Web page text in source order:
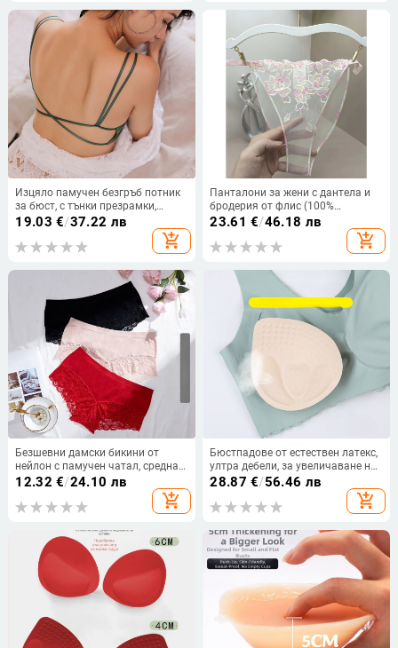
Изцяло памучен безгръб потник
за бюст, с тънки презрамки,
пълна чашка, дишащ дизайн
19.03 €/37.22 лв
add_shopping_cart
Панталони за жени с дантела и
бродерия от флис (100%
полиестер, 3D ефект, ниска талия,
подплата от бамбуково влакно)
23.61 €/46.18 лв
add_shopping_cart
Безшевни дамски бикини от
нейлон с памучен чатал, средна
талия, дишащи, оформящи
тялото и повдигащи задните
части
12.32 €/24.10 лв
add_shopping_cart
Бюстпадове от естествен латекс,
ултра дебели, за увеличаване на
малък бюст, подпиращи вставки
за сутиен и гъбени панели за
гръб
28.87 €/56.46 лв
add_shopping_cart